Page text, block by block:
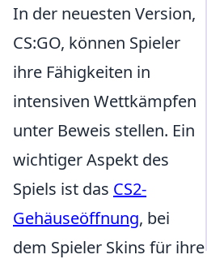
In der neuesten Version,
CS:GO, können Spieler
ihre Fähigkeiten in
intensiven Wettkämpfen
unter Beweis stellen. Ein
wichtiger Aspekt des
Spiels ist das CS2-
Gehäuseöffnung, bei
dem Spieler Skins für ihre